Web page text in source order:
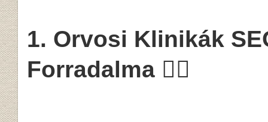
1. Orvosi Klinikák
Forradalma 🧑‍⚕️